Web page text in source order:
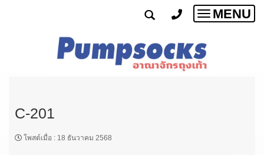
Toggle
MENU
C-201
โพสต์เมื่อ : 18 ธันวาคม 2568